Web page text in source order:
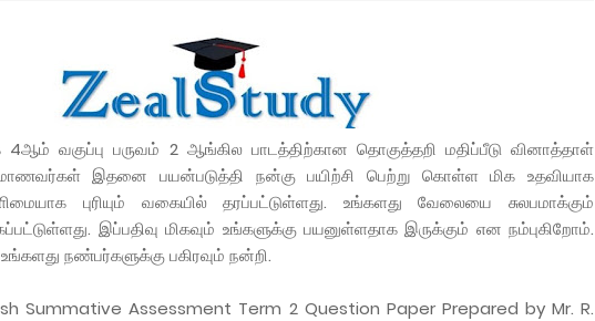
4ஆம் வகுப்பு பருவம் 2 ஆங்கில பாடத்திற்கான தொகுத்தறி மதிப்பீடு வினாத்தாள்
இதனை பயன்படுத்தி நன்கு பயிற்சி பெற்று கொள்ள மிக உதவியாக
புரியும் வகையில் தரப்பட்டுள்ளது. உங்களது வேலையை சுலபமாக்கும்
இப்பதிவு மிகவும் உங்களுக்கு பயனுள்ளதாக இருக்கும் என நம்புகிறோம்.
நண்பர்களுக்கு பகிரவும் நன்றி.
Summative Assessment Term 2 Question Paper Prepared by Mr. R.